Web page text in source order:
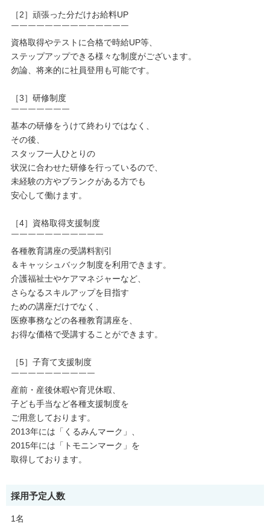
［2］頑張った分だけお給料UP
￣￣￣￣￣￣￣￣￣￣￣￣￣￣
資格取得やテストに合格で時給UP等、
ステップアップできる様々な制度がございます。
勿論、将来的に社員登用も可能です。
［3］研修制度
￣￣￣￣￣￣￣
基本の研修をうけて終わりではなく、
その後、
スタッフ一人ひとりの
状況に合わせた研修を行っているので、
未経験の方やブランクがある方でも
安心して働けます。
［4］資格取得支援制度
￣￣￣￣￣￣￣￣￣￣￣
各種教育講座の受講料割引
＆キャッシュバック制度を利用できます。
介護福祉士やケアマネジャーなど、
さらなるスキルアップを目指す
ための講座だけでなく、
医療事務などの各種教育講座を、
お得な価格で受講することができます。
［5］子育て支援制度
￣￣￣￣￣￣￣￣￣￣
産前・産後休暇や育児休暇、
子ども手当など各種支援制度を
ご用意しております。
2013年には「くるみんマーク」、
2015年には「トモニンマーク」を
取得しております。
採用予定人数
1名